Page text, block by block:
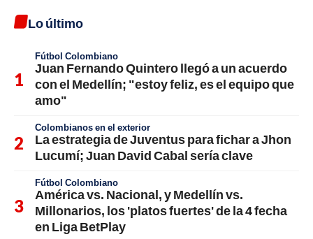
Lo último
Fútbol Colombiano
Juan Fernando Quintero llegó a un acuerdo
con el Medellín; "estoy feliz, es el equipo que
amo"
Colombianos en el exterior
La estrategia de Juventus para fichar a Jhon
Lucumí; Juan David Cabal sería clave
Fútbol Colombiano
América vs. Nacional, y Medellín vs.
Millonarios, los 'platos fuertes' de la 4 fecha
en Liga BetPlay